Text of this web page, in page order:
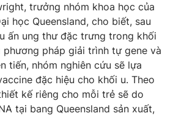
7300.7108trưởng nhóm khoa học của
học Queensland, cho biết, sau
ấn ung thư đặc trưng trong khối
pháp giải trình tự gene và
tiến, nhóm nghiên cứu sẽ lựa
đặc hiệu cho khối u. Theo
kế riêng cho mỗi trẻ sẽ do
tại bang Queensland sản xuất,